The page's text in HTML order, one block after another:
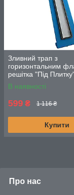
Зливний трап з
горизонтальним
решітка "Під
Душовий канал з
гідрозатвором
В наявності
599 ₴ 1 116 ₴
Купити
Про нас